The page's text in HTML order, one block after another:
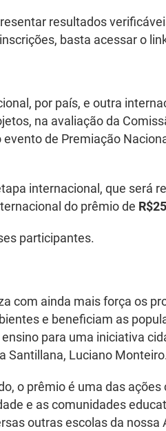
resultados
basta acessar o
por país, e outra
na avaliação da
de Premiação
internacional, que será
do prêmio de
participantes.
com ainda mais força os
e beneficiam as
para uma iniciativa
Santillana, Luciano
o prêmio é uma das
e as comunidades
outras escolas da nossa